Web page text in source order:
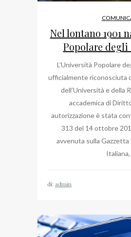
Nel lontano 1901
Popolare
L’Università Popolare
ufficialmente riconosciuta
dell’Università e della
accademica di
autorizzazione è stata
313 del 14 ottobre
avvenuta sulla
di: admin